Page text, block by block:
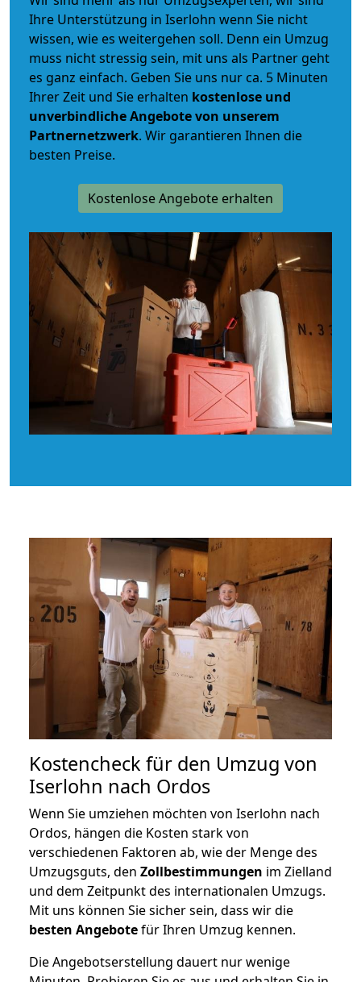
Ihre Unterstützung in Iserlohn wenn Sie nicht
wissen, wie es weitergehen soll. Denn ein Umzug
muss nicht stressig sein, mit uns als Partner geht
es ganz einfach. Geben Sie uns nur ca. 5 Minuten
Ihrer Zeit und Sie erhalten kostenlose und
unverbindlicheAngebote von unserem
Partnernetzwerk. Wir garantieren Ihnen die
besten Preise.
Kostenlose Angebote erhalten
Kostencheck für den Umzug von
Iserlohn nach Ordos
Wenn Sie umziehen möchten von Iserlohn nach
Ordos, hängen die Kosten stark von
verschiedenen Faktoren ab, wie der Menge des
Umzugsguts, den Zollbestimmungen im Zielland
und dem Zeitpunkt des internationalen Umzugs.
Mit uns können Sie sicher sein, dass wir die
besten Angebotefür Ihren Umzug kennen.
Die Angebotserstellung dauert nur wenige